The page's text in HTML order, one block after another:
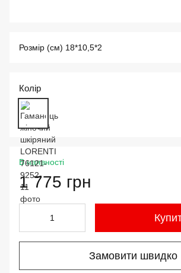
Розмір (см) 18*10,5*2
Колір
В наявності
1 775 грн
Замовити швидко